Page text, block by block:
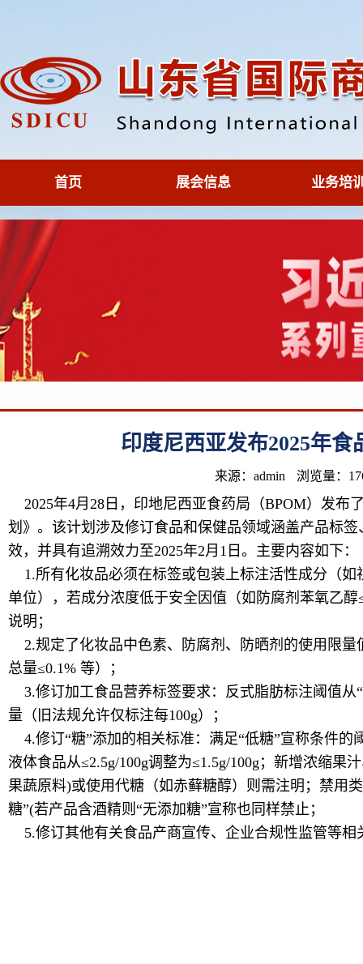
首页 展会信息 业务培
印度尼西亚发布2025年
来源：admin 浏览量：
2025年4月28日，印地尼西亚食药局（BPOM）发布
划》。该计划涉及修订食品和保健品领域涵盖产品标
效，并具有追溯效力至2025年2月1日。主要内容如下：
1.所有化妆品必须在标签或包装上标注活性成分（如
单位），若成分浓度低于安全因值（如防腐剂苯氧乙
说明；
2.规定了化妆品中色素、防腐剂、防晒剂的使用限量
总量≤0.1% 等）；
3.修订加工食品营养标签要求：反式脂肪标注阈值从
量（旧法规允许仅标注每100g）；
4.修订“糖”添加的相关标准：满足“低糖”宣称条件的
液体食品从≤2.5g/100g调整为≤1.5g/100g；新增浓缩果
果蔬原料)或使用代糖（如赤藓糖醇）则需注明；禁用
糖”(若产品含酒精则“无添加糖”宣称也同样禁止；
5.修订其他有关食品产商宣传、企业合规性监管等相